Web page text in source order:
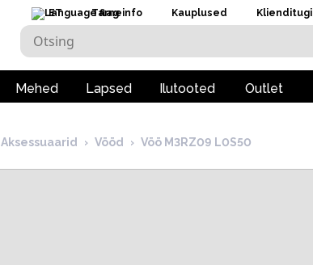
ET Tarneinfo Kauplused Klienditugi
Mehed Lapsed Ilutooted Outlet
Aksessuaarid › Vööd › Vöö M3RZ09 L0S50